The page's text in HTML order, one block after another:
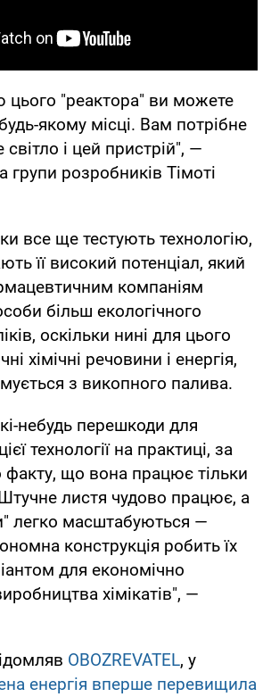
цього "реактора" ви можете
якому місці. Вам потрібне
світло і цей пристрій", —
групи розробників Тімоті
все ще тестують технологію,
її високий потенціал, який
компаніям
більш екологічного
оскільки нині для цього
хімічні речовини і енергія,
з викопного палива.
небудь перешкоди для
технології на практиці, за
факту, що вона працює тільки
листя чудово працює, а
легко масштабуються —
конструкція робить їх
для економічно
хімікатів", —
OBOZREVATEL, у
енергія вперше перевищила